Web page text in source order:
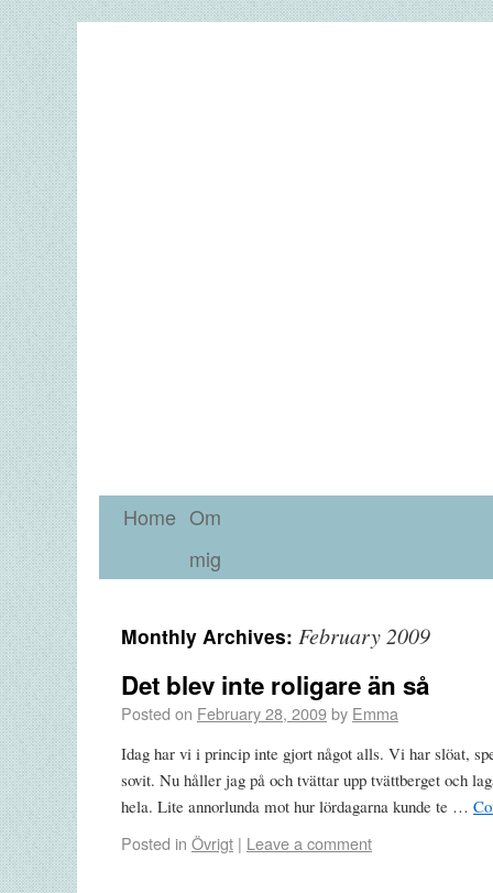
Home Om
mig
Monthly Archives: February 2009
Det blev inte roligare än så
Posted on February 28, 2009by Emma
Idag har vi i princip inte gjort något alls. Vi har slöat,
sovit. Nu håller jag på och tvättar upp tvättberget och
hela. Lite annorlunda mot hur lördagarna kunde te …
Posted in Övrigt | Leave a comment